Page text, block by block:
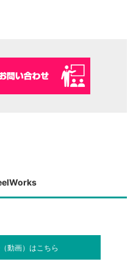
動画）はこちら